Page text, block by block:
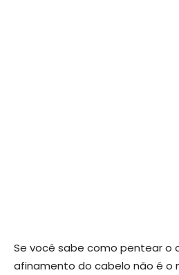
Se você sabe como pentear o
afinamento do cabelo não é o